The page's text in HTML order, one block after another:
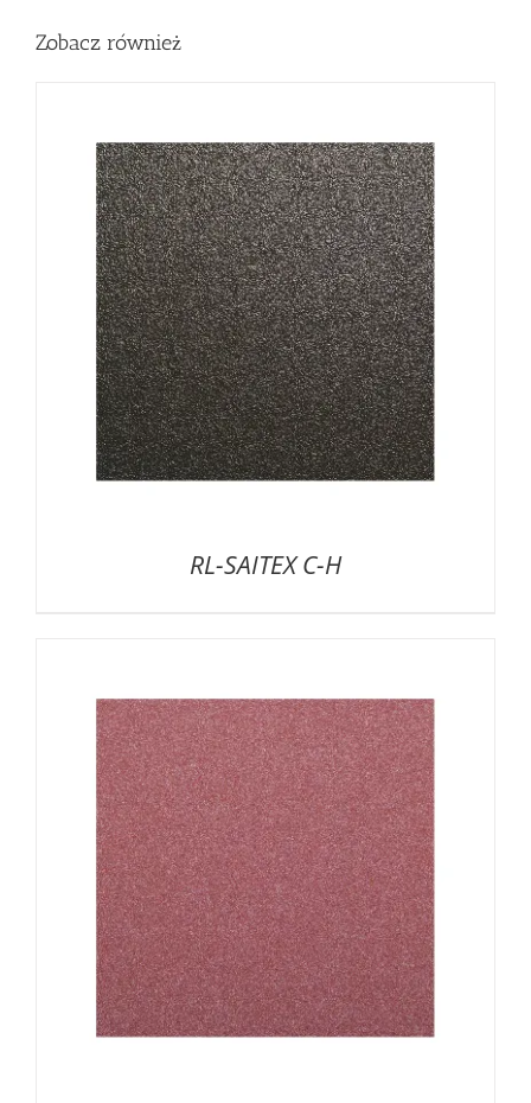
Zobacz również
RL-SAITEX C-H